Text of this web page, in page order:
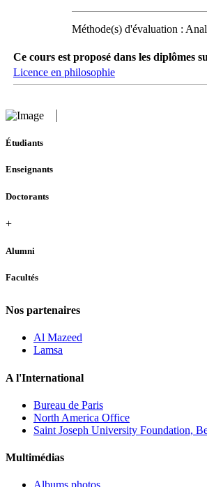
Méthode(s) d'évaluation :
Ce cours est proposé dans les diplômes
Licence en philosophie
Étudiants
Enseignants
Doctorants
+
Alumni
Facultés
Nos partenaires
Al Mazeed
Lamsa
A l'International
Bureau de Paris
North America Office
Saint Joseph University Foundation,
Multimédias